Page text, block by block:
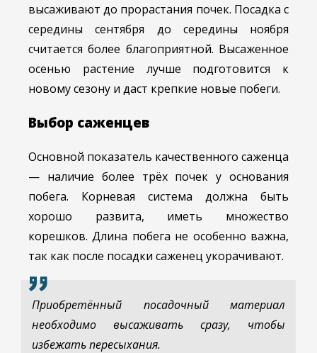
высаживают до прорастания почек. Посадка с
середины сентября до середины ноября
считается более благоприятной. Высаженное
осенью растение лучше подготовится к
новому сезону и даст крепкие новые побеги.
Выбор саженцев
Основной показатель качественного саженца
— наличие более трёх почек у основания
побега. Корневая система должна быть
хорошо развита, иметь множество
корешков. Длина побега не особенно важна,
так как после посадки саженец укорачивают.
Приобретённый посадочный материал
необходимо высаживать сразу, чтобы
избежать пересыхания.